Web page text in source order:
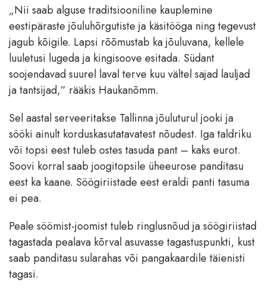
„Nii saab alguse traditsiooniline kauplemine
eestipäraste jõuluhõrgutiste ja käsitööga ning tegevust
jagub kõigile. Lapsi rõõmustab ka jõuluvana, kellele
luuletusi lugeda ja kingisoove esitada. Südant
soojendavad suurel laval terve kuu vältel sajad lauljad
ja tantsijad,” rääkis Haukanõmm.
Sel aastal serveeritakse Tallinna jõuluturul jooki ja
sööki ainult korduskasutatavatest nõudest. Iga taldriku
või topsi eest tuleb ostes tasuda pant – kaks eurot.
Soovi korral saab joogitopsile üheeurose panditasu
eest ka kaane. Söögiriistade eest eraldi panti tasuma
ei pea.
Peale söömist-joomist tuleb ringlusnõud ja söögiriistad
tagastada pealava kõrval asuvasse tagastuspunkti, kust
saab panditasu sularahas või pangakaardile täienisti
tagasi.